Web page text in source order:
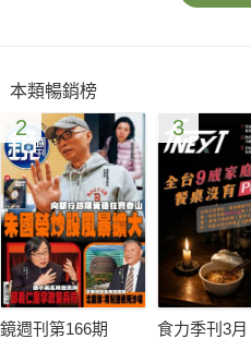
本類暢銷榜
2
鏡週刊第166期
3
食力季刊3月